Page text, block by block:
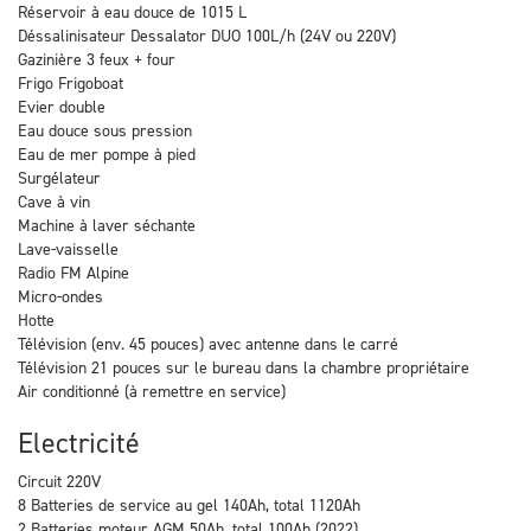
Réservoir à eau douce de 1015 L
Déssalinisateur Dessalator DUO 100L/h (24V ou 220V)
Gazinière 3 feux + four
Frigo Frigoboat
Evier double
Eau douce sous pression
Eau de mer pompe à pied
Surgélateur
Cave à vin
Machine à laver séchante
Lave-vaisselle
Radio FM Alpine
Micro-ondes
Hotte
Télévision (env. 45 pouces) avec antenne dans le carré
Télévision 21 pouces sur le bureau dans la chambre propriétaire
Air conditionné (à remettre en service)
Electricité
Circuit 220V
8 Batteries de service au gel 140Ah, total 1120Ah